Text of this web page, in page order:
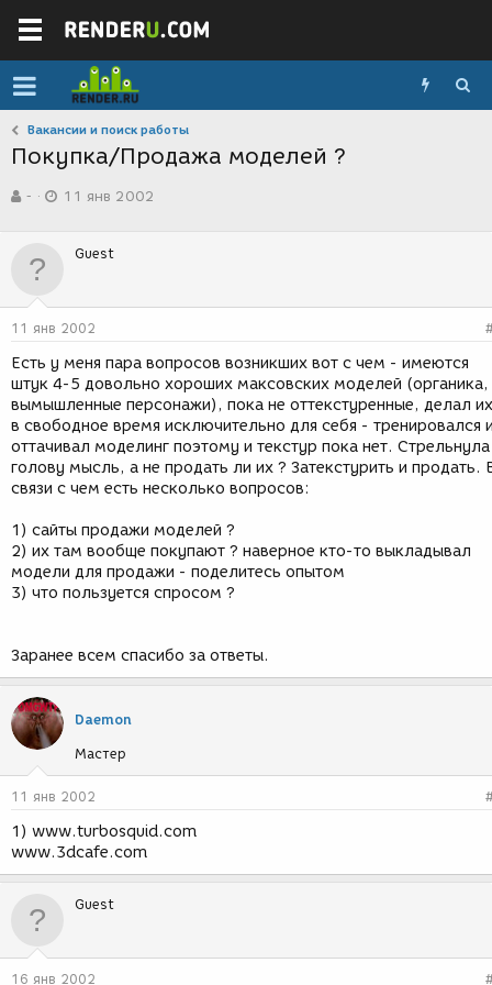
Вакансии и поиск работы
Покупка/Продажа моделей ?
в
р
м
-
а
д
н
и
я
11 янв 2002
Guest
11 янв 2002
Есть у меня пара вопросов возникших вот с чем - имеются
штук 4-5 довольно хороших максовских моделей (органика,
вымышленные персонажи), пока не оттекстуренные, делал их
в свободное время исключительно для себя - тренировался
оттачивал моделинг поэтому и текстур пока нет.
голову мысль, а не продать ли их ? Затекстурить и продать.
связи с чем есть несколько вопросов:
1) сайты продажи моделей ?
2) их там вообще покупают ? наверное кто-то выкладывал
модели для продажи - поделитесь опытом
3) что пользуется спросом ?
Заранее всем спасибо за ответы.
Daemon
Мастер
11 янв 2002
1) www.turbosquid.com
www.3dcafe.com
Guest
16 янв 2002